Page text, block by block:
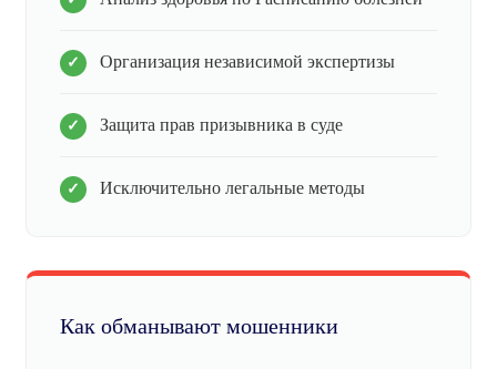
Организация независимой экспертизы
Защита прав призывника в суде
Исключительно легальные методы
Как обманывают мошенники